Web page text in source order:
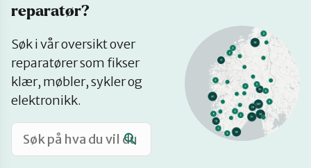
Møt reparatørene
Om oss
Retten til reparasjon
reparatør?
Søk i vår oversikt over
reparatører som fikser
klær, møbler, sykler og
elektronikk.
på
kart